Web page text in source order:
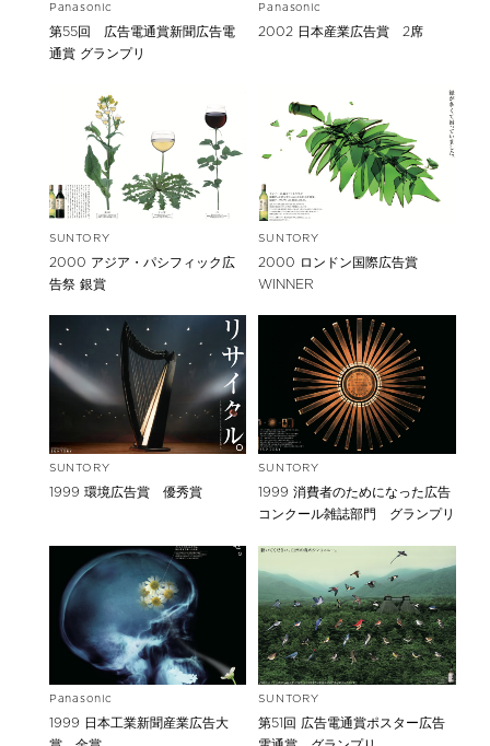
Panasonic
第55回 広告電通賞新聞広告電
通賞 グランプリ
Panasonic
2002 日本産業広告賞 2席
SUNTORY
2000 アジア・パシフィック広
告祭 銀賞
SUNTORY
2000 ロンドン国際広告賞
WINNER
SUNTORY
1999 環境広告賞 優秀賞
SUNTORY
1999 消費者のためになった広告
コンクール雑誌部門 グランプリ
Panasonic
1999 日本工業新聞産業広告大
SUNTORY
第51回 広告電通賞ポスター広告